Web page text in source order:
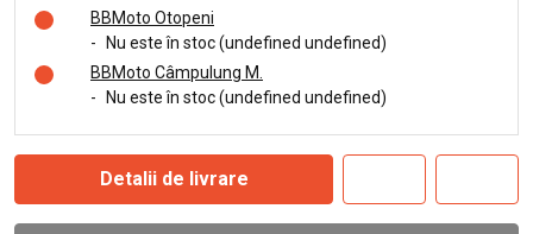
BBMoto Otopeni
-
Nu este în stoc (undefined undefined)
BBMoto Câmpulung M.
-
Nu este în stoc (undefined undefined)
Detalii de livrare